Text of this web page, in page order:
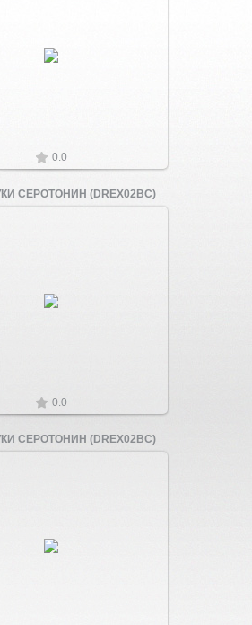
Увеличить
0.0
СЕРОТОНИН (DREX02BC)
Увеличить
0.0
СЕРОТОНИН (DREX02BC)
Увеличить